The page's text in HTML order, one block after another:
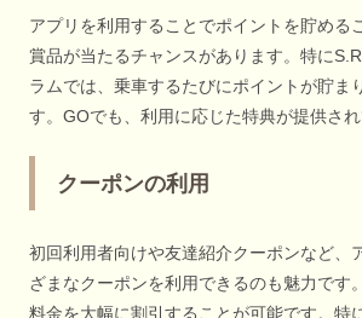
アプリを利用することでポイントを貯める
賞品が当たるチャンスがあります。特に
ラムでは、乗車するたびにポイントが貯ま
す。GOでも、利用に応じた特典が提供され
クーポンの利用
初回利用者向けや友達紹介クーポンなど、
ざまなクーポンを利用できるのも魅力です
料金を大幅に割引することが可能です。特